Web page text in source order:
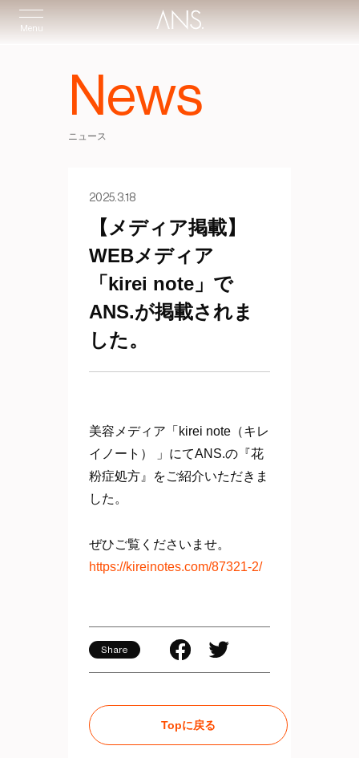
Menu
News
ニュース
2025.3.18
【メディア掲載】
WEBメディア
「kirei note」で
ANS.が掲載されま
した。
美容メディア「kirei note（キレ
イノート） 」にてANS.の『花
粉症処方』をご紹介いただきま
した。
ぜひご覧くださいませ。
https://kireinotes.com/87321-2/
Share
Topに戻る